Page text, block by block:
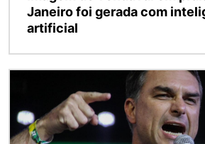
Janeiro foi gerada com
artificial